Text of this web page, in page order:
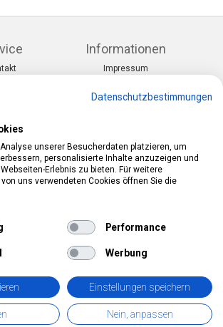
Informationen
Impressum
Datenschutz
Themen
Zubehör
Festartikel
& Toys
Telefon: 0412190091
Mail:
info@pekabo.ch
Instagram
Shopping Garantie
Gütesiegel für Sicherheit und
beim Online-Shopping
Online Garantie •
GmbH: Der Schweizer Onlineshop für Merchandise,
Party- und Fasnachtsartikel und Spielwaren.
Datenschutzbestimmungen
unserer Besucherdaten platzieren, um
personalisierte Inhalte anzuzeigen und
Erlebnis zu bieten. Für weitere
uns verwendeten Cookies öffnen Sie die
Performance
Werbung
Einstellungen speichern
Nein, anpassen